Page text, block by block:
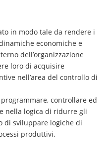
in modo tale da rendere i
economiche e
dell’organizzazione
loro di acquisire
nell’area del controllo di
controllare ed
nella logica di ridurre gli
di sviluppare logiche di
produttivi.